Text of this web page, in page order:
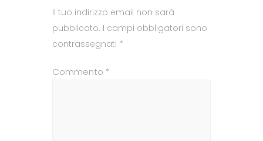
Il tuo indirizzo email non sarà
pubblicato. I campi obbligatori sono
contrassegnati *
Commento *